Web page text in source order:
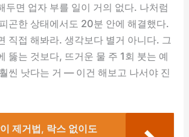
두면 업자 부를 일이 거의 없다. 나처럼
곤한 상태에서도 20분 안에 해결했다.
직접 해봐라. 생각보다 별거 아니다. 그
뚫는 것보다, 뜨거운 물 주 1회 붓는 예
씬 낫다는 거 — 이건 해보고 나서야 진
제거법, 락스 없이도